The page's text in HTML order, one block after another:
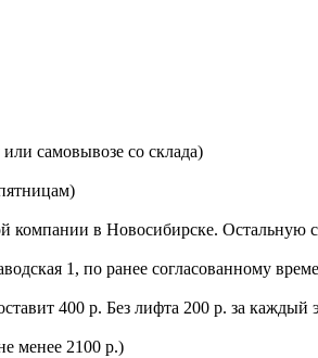
самовывозе со склада)
компании в Новосибирске. Остальную
1, по ранее согласованному
400 р. Без лифта 200 р. за каждый
менее 2100 р.)